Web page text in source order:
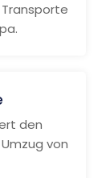
den
von